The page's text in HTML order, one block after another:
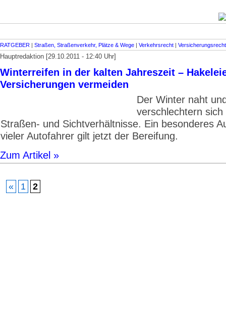
RATGEBER | Straßen, Straßenverkehr, Plätze & Wege | Verkehrsrecht | Versicherungsrecht
Hauptredaktion [29.10.2011 - 12:40 Uhr]
Winterreifen in der kalten Jahreszeit –
Versicherungen vermeiden
Der Winter naht
verschlechtern sich
Straßen- und Sichtverhältnisse. Ein besonderes
vieler Autofahrer gilt jetzt der Bereifung.
Zum Artikel »
« 1 2